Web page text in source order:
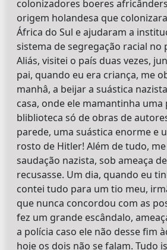
colonizadores boeres
origem holandesa que
África do Sul e ajudaram a
sistema de segregação racial no
Aliás, visitei o país duas vezes,
pai, quando eu era criança, me
manhâ, a beijar a suástica
casa, onde ele mamantinha uma
bliblioteca só de obras de
parede, uma suástica enorme e
rosto de Hitler! Além de tudo,
saudação nazista, sob ameaça
recusasse. Um dia, quando eu
contei tudo para um tio meu,
que nunca concordou com as
fez um grande escândalo,
a polícia caso ele não desse fim
hoje os dois não se falam. Tudo